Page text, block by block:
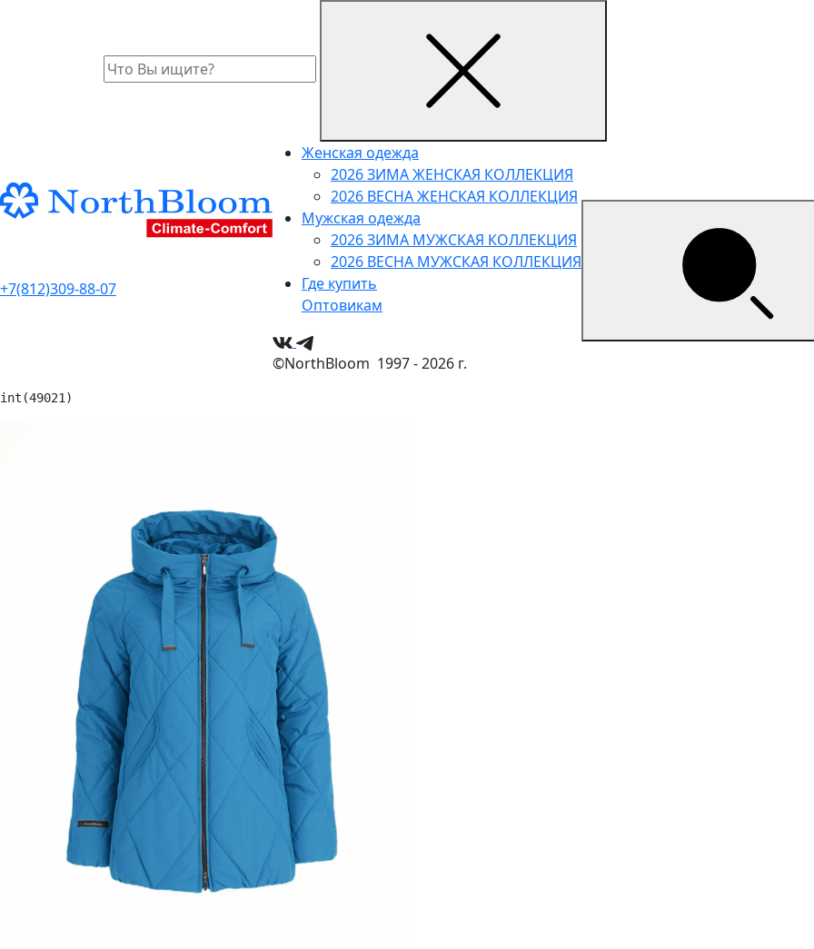
+7(812)309-88-07
Женская одежда
2026 ЗИМА ЖЕНСКАЯ КОЛЛЕКЦИЯ
2026 ВЕСНА ЖЕНСКАЯ КОЛЛЕКЦИЯ
Мужская одежда
2026 ЗИМА МУЖСКАЯ КОЛЛЕКЦИЯ
2026 ВЕСНА МУЖСКАЯ КОЛЛЕКЦИЯ
Где купить
Оптовикам
©NorthBloom 1997 - 2026 г.